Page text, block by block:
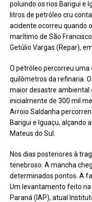
poluindo os rios Barigui e
litros de petróleo cru
acidente ocorreu quando
marítimo de São
Getúlio Vargas (Repar),
O petróleo percorreu
quilômetros da refinaria.
maior desastre ambiental
inicialmente de 300 mil
Arroio Saldanha
Barigui e Iguaçu, alçando
Mateus do Sul.
Nos dias posteriores à
tenebroso. A mancha
determinados pontos. A
Um levantamento feito
Paraná (IAP), atual